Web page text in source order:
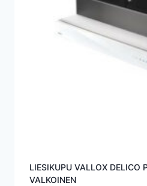
LIESIKUPU VALLOX DELICO
VALKOINEN